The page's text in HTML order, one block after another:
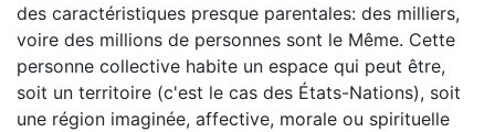
des caractéristiques presque parentales: des milliers,
voire des millions de personnes sont le Même. Cette
personne collective habite un espace qui peut être,
soit un territoire (c'est le cas des États-Nations), soit
une région imaginée, affective, morale ou spirituelle